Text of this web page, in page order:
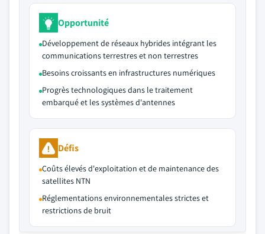
Opportunité
Développement de réseaux hybrides intégrant les
communications terrestres et non terrestres
Besoins croissants en infrastructures numériques
Progrès technologiques dans le traitement
embarqué et les systèmes d'antennes
Défis
Coûts élevés d'exploitation et de maintenance des
satellites NTN
Réglementations environnementales strictes et
restrictions de bruit